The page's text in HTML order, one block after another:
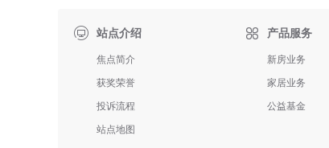
站点介绍
焦点简介
获奖荣誉
投诉流程
站点地图
 产品服务
新房业务
家居业务
公益基金